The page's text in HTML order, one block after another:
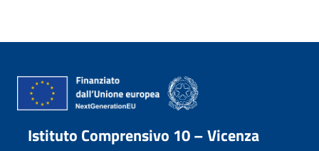
Istituto Comprensivo 10 – Vicenza